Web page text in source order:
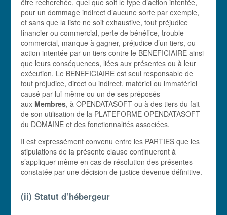
être recherchée, quel que soit le type d’action intentée,
pour un dommage indirect d’aucune sorte par exemple,
et sans que la liste ne soit exhaustive, tout préjudice
financier ou commercial, perte de bénéfice, trouble
commercial, manque à gagner, préjudice d’un tiers, ou
action intentée par un tiers contre le BENEFICIAIRE ainsi
que leurs conséquences, liées aux présentes ou à leur
exécution. Le BENEFICIAIRE est seul responsable de
tout préjudice, direct ou indirect, matériel ou immatériel
causé par lui-même ou un de ses préposés
aux Membres, à OPENDATASOFT ou à des tiers du fait
de son utilisation de la PLATEFORME OPENDATASOFT
du DOMAINE et des fonctionnalités associées.
Il est expressément convenu entre les PARTIES que les
stipulations de la présente clause continueront à
s’appliquer même en cas de résolution des présentes
constatée par une décision de justice devenue définitive.
(ii) Statut d’hébergeur